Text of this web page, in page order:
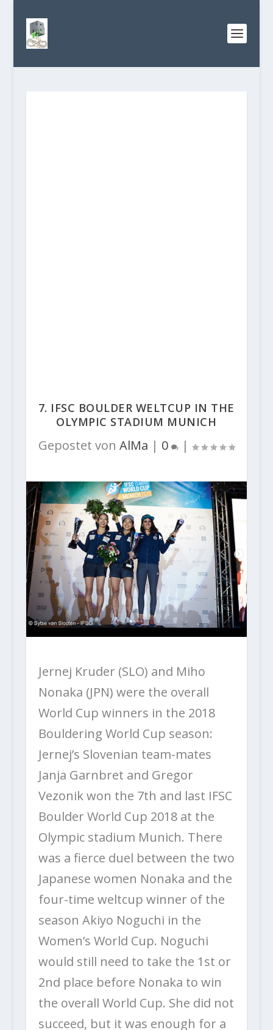
7. IFSC BOULDER WELTCUP IN THE
OLYMPIC STADIUM MUNICH
Gepostet von AlMa | 0 |
Jernej Kruder (SLO) and Miho
Nonaka (JPN) were the overall
World Cup winners in the 2018
Bouldering World Cup season:
Jernej’s Slovenian team-mates
Janja Garnbret and Gregor
Vezonik won the 7th and last IFSC
Boulder World Cup 2018 at the
Olympic stadium Munich. There
was a fierce duel between the two
Japanese women Nonaka and the
four-time weltcup winner of the
season Akiyo Noguchi in the
Women’s World Cup. Noguchi
would still need to take the 1st or
2nd place before Nonaka to win
the overall World Cup. She did not
succeed, but it was enough for a